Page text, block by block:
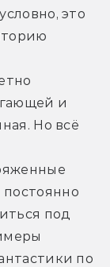
это
и
Но всё
под
по